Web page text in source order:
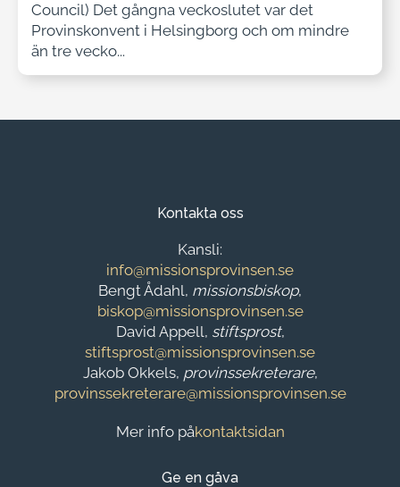
Council) Det gångna veckoslutet var det
Provinskonvent i Helsingborg och om mindre
än tre vecko...
Kontakta oss
Kansli:
info@missionsprovinsen.se
Bengt Ådahl, missionsbiskop,
biskop@missionsprovinsen.se
David Appell, stiftsprost,
stiftsprost@missionsprovinsen.se
Jakob Okkels, provinssekreterare,
provinssekreterare@missionsprovinsen.se
Mer info påkontaktsidan
Ge en gåva